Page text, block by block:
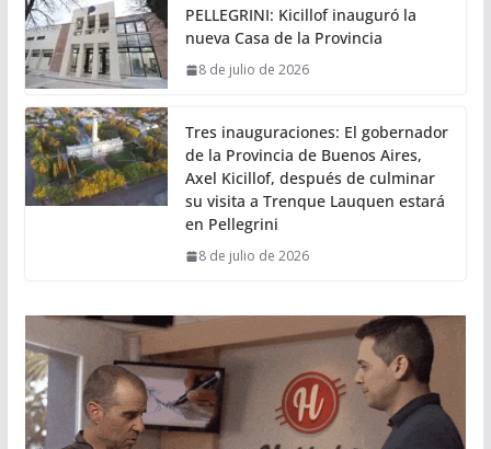
PELLEGRINI: Kicillof inauguró la
nueva Casa de la Provincia
8 de julio de 2026
Tres inauguraciones: El gobernador
de la Provincia de Buenos Aires,
Axel Kicillof, después de culminar
su visita a Trenque Lauquen estará
en Pellegrini
8 de julio de 2026